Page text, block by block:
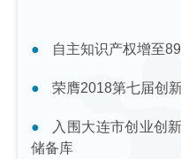
自主知识产权增至
荣膺2018第七届创
入围大连市创业创
储备库